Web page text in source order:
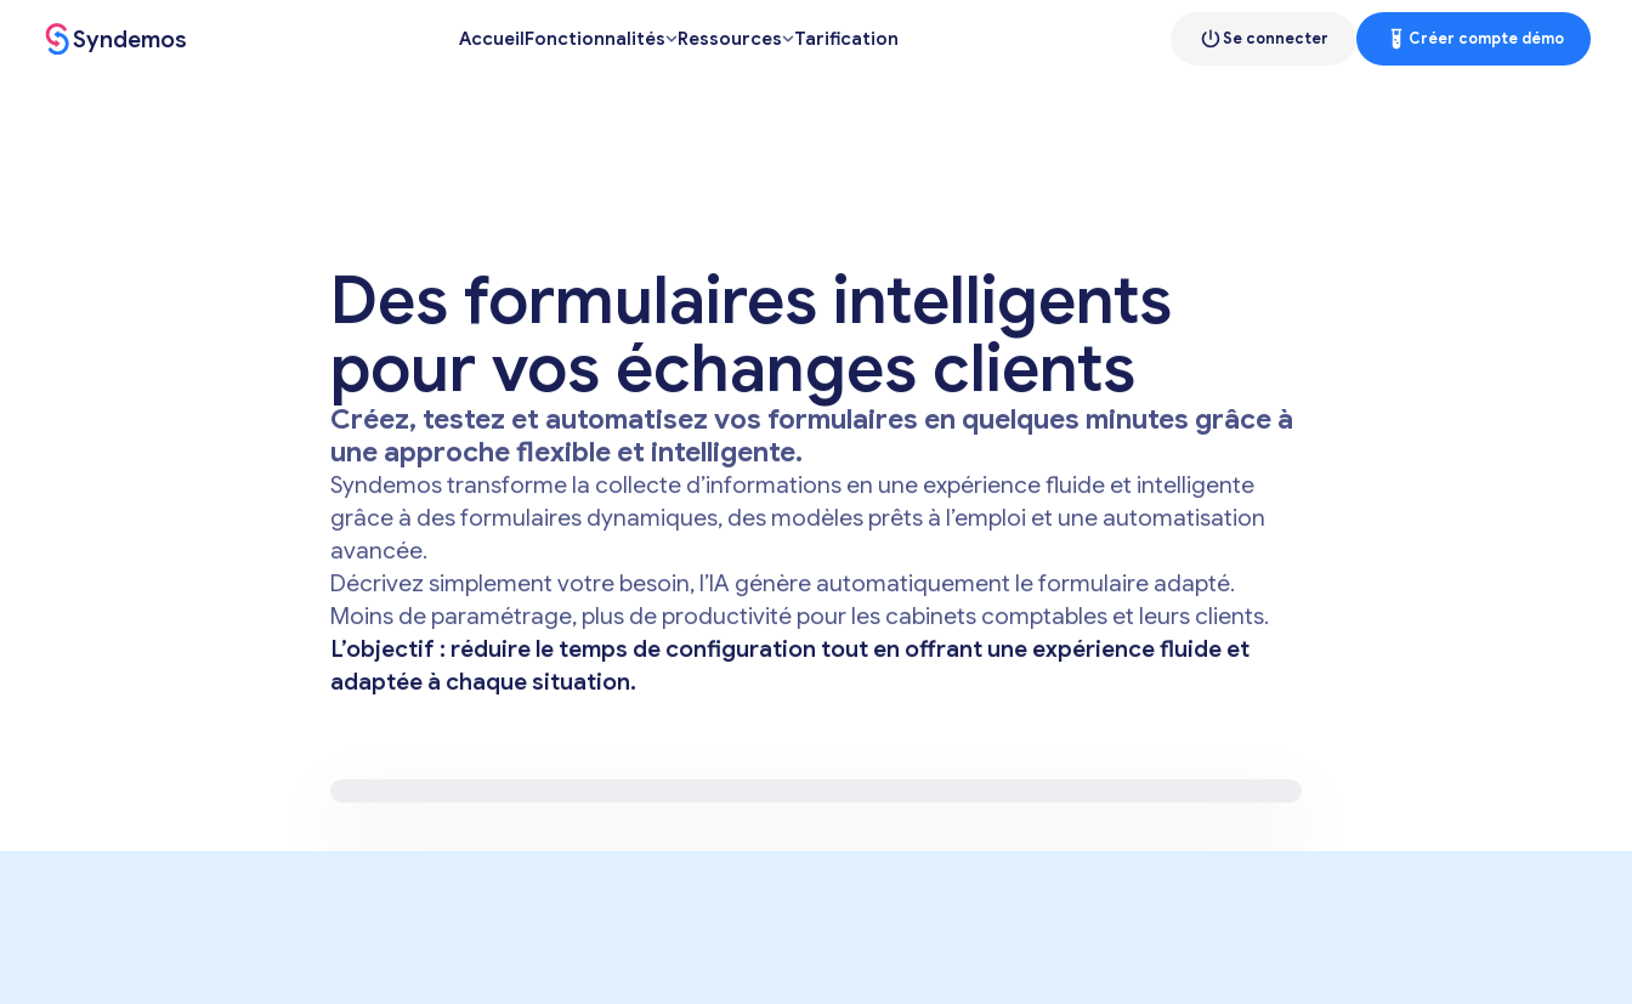
Syndemos AccueilFonctionnalités Ressources Tarification Se connecter Créer compte démo
Des formulaires intelligents
pour vos échanges clients
Créez, testez et automatisez vos formulaires en quelques minutes grâce à
une approche flexible et intelligente.
Syndemos transforme la collecte d’informations en une expérience fluide et intelligente
grâce à des formulaires dynamiques, des modèles prêts à l’emploi et une automatisation
avancée.
Décrivez simplement votre besoin, l’IA génère automatiquement le formulaire adapté.
Moins de paramétrage, plus de productivité pour les cabinets comptables et leurs clients.
L’objectif : réduire le temps de configuration tout en offrant une expérience fluide et
adaptée à chaque situation.